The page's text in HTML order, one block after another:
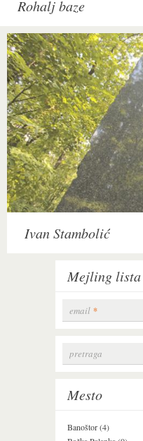
Rohalj baze
Ivan Stambolić
Mejling lista
email *
Search form
pretraga
Mesto
Banoštor (4)